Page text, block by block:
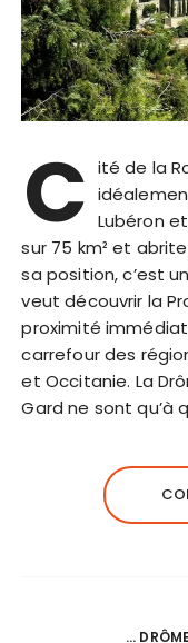
C ité de la
Lubéron
sur 75 km² et
sa position, c’est
veut découvrir la
proximité
carrefour des
et Occitanie. La
Gard ne sont qu’à
...